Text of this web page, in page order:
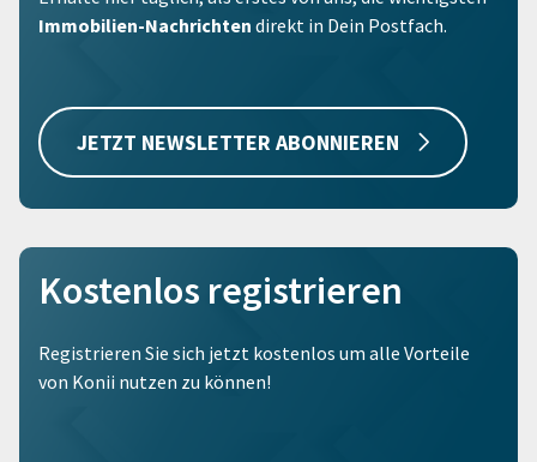
Immobilien-Nachrichten direkt in Dein Postfach.
JETZT NEWSLETTER ABONNIEREN
Kostenlos registrieren
Registrieren Sie sich jetzt kostenlos um alle Vorteile
von Konii nutzen zu können!